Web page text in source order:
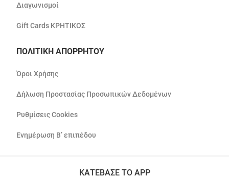
Διαγωνισμοί
Gift Cards ΚΡΗΤΙΚΟΣ
ΠΟΛΙΤΙΚΗ ΑΠΟΡΡΗΤΟΥ
Όροι Χρήσης
Δήλωση Προστασίας Προσωπικών Δεδομένων
Ρυθμίσεις Cookies
Ενημέρωση Β’ επιπέδου
ΚΑΤΕΒΑΣΕ ΤΟ APP